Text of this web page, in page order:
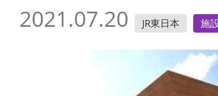
2021.07.20 JR東日本 施